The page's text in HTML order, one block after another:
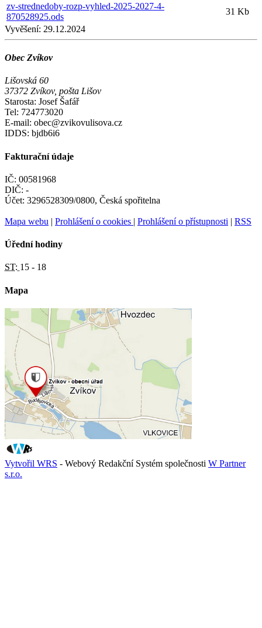
zv-strednedoby-rozp-vyhled-2025-2027-4-
870528925.ods
31 Kb
Vyvěšení: 29.12.2024
Obec Zvíkov
Lišovská 60
37372 Zvíkov, pošta Lišov
Starosta: Josef Šafář
Tel: 724773020
E-mail: obec@zvikovulisova.cz
IDDS: bjdb6i6
Fakturační údaje
IČ: 00581968
DIČ: -
Účet: 3296528309/0800, Česká spořitelna
Mapa webu | Prohlášení o cookies | Prohlášení o přístupnosti | RSS
Úřední hodiny
ST: 15 - 18
Mapa
Vytvořil WRS - Webový Redakční Systém společnosti W Partner
s.r.o.